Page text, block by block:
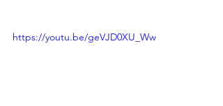
https://youtu.be/geVJD0XU_Ww